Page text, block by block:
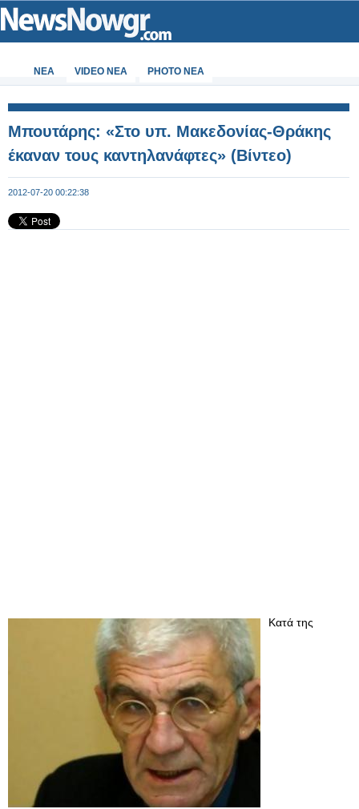
ΝΕΑ VIDEO NEA PHOTO NEA
Μπουτάρης: «Στο υπ. Μακεδονίας-Θράκης
έκαναν τους καντηλανάφτες» (Βίντεο)
2012-07-20 00:22:38
Κατά της